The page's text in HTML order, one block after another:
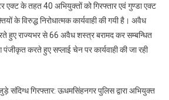
एक्ट के तहत 40 अभियुक्तों को गिरफ्तार एवं गुण्डा एक्ट
के विरुद्ध निरोधात्मक कार्यवाही की गयी है। अवैध
हुए राज्यभर से 66 अवैध शस्त्र बरामद कर सम्बन्धित
करते हुए सप्लाई चेन पर कार्यवाही की जा रही
संदिग्ध गिरफ्तार: ऊधमसिंहनगर पुलिस द्वारा अभियुक्त